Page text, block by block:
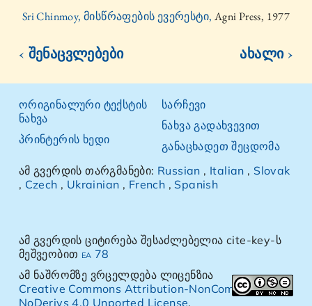
Sri Chinmoy, მისწრაფების ევერესტი, Agni Press, 1977
‹ შენაცვლებები ახალი ›
ორიგინალური ტექსტის
ნახვა
პრინტერის ხედი
სარჩევი
ნახვა გადახვევით
განაცხადეთ შეცდომა
ამ გვერდის თარგმანები: Russian , Italian , Slovak
, Czech , Ukrainian , French , Spanish
ამ გვერდის ციტირება შესაძლებელია cite-key-ს
მეშვეობით ea 78
ამ ნაშრომზე ვრცელდება ლიცენზია
Creative Commons Attribution-NonCommercial-
NoDerivs 4.0 Unported License.